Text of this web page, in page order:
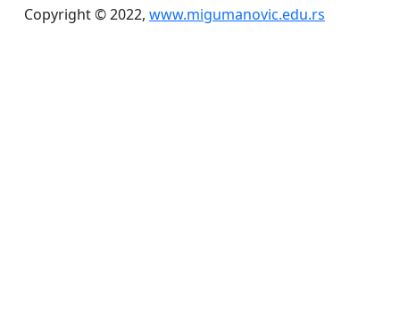
Copyright © 2022, www.migumanovic.edu.rs